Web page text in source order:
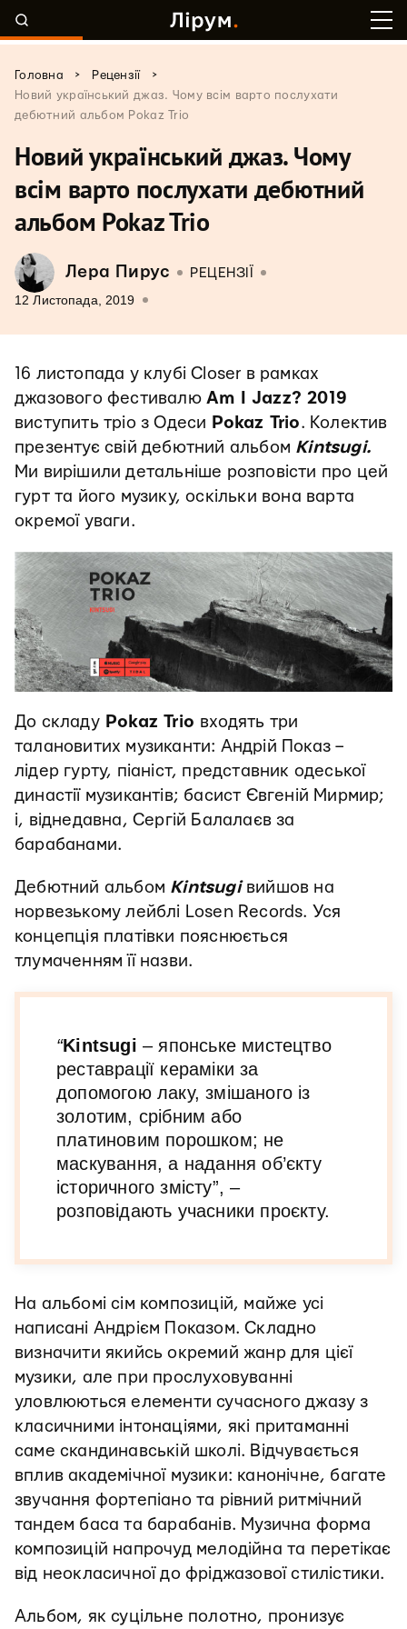
Головна > Рецензії
>
Новий український джаз. Чому всім варто послухати
дебютний альбом Pokaz Trio
Новий український джаз. Чому
всім варто послухати дебютний
альбом Pokaz Trio
Лера Пирус РЕЦЕНЗІЇ
12 Листопада, 2019
16 листопада у клубі Closer в рамках
джазового фестивалю Am I Jazz? 2019
виступить тріо з Одеси Pokaz Trio. Колектив
презентує свій дебютний альбом Kintsugi.
Ми вирішили детальніше розповісти про цей
гурт та його музику, оскільки вона варта
окремої уваги.
До складуPokaz Trio входять три
талановитих музиканти: Андрій Показ –
лідер гурту, піаніст, представник одеської
династії музикантів; басист Євгеній Мирмир;
і, віднедавна, Сергій Балалаєв за
барабанами.
Дебютний альбом Kintsugi вийшов на
норвезькому лейблі Losen Records. Уся
концепція платівки пояснюється
тлумаченням її назви.
“Kintsugi – японське мистецтво
реставрації кераміки за
допомогою лаку, змішаного із
золотим, срібним або
платиновим порошком; не
маскування, а надання об’єкту
історичного змісту”, –
розповідають учасники проєкту.
На альбомі сім композицій, майже усі
написані Андрієм Показом. Складно
визначити якийсь окремий жанр для цієї
музики, але при прослуховуванні
уловлюються елементи сучасного джазу з
класичними інтонаціями, які притаманні
саме скандинавській школі. Відчувається
вплив академічної музики: канонічне, багате
звучання фортепіано та рівний ритмічний
тандем баса та барабанів. Музична форма
композицій напрочуд мелодійна та перетікає
від неокласичної до фріджазової стилістики.
Альбом, як суцільне полотно, пронизує